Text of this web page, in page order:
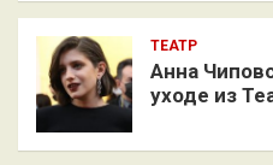
ТЕАТР
Анна
уходе из